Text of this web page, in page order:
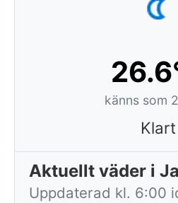
känns som
Klart
Aktuellt väder i
Uppdaterad kl. 6:00